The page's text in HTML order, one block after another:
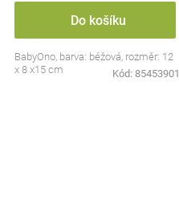
Do košíku
BabyOno, barva: béžová, rozměr: 12
x 8 x15 cm
Kód: 85453901